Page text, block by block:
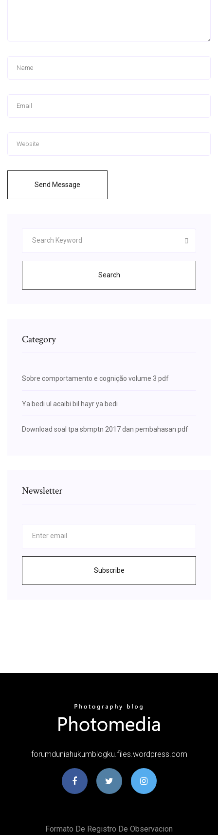
Send Message
Search
Category
Sobre comportamento e cognição volume 3 pdf
Ya bedi ul acaibi bil hayr ya bedi
Download soal tpa sbmptn 2017 dan pembahasan pdf
Newsletter
Subscribe
forumduniahukumblogku.files.wordpress.com
Formato De Registro De Observacion